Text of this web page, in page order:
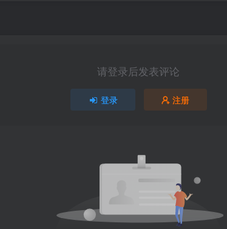
请登录后发表评论
登录 注册